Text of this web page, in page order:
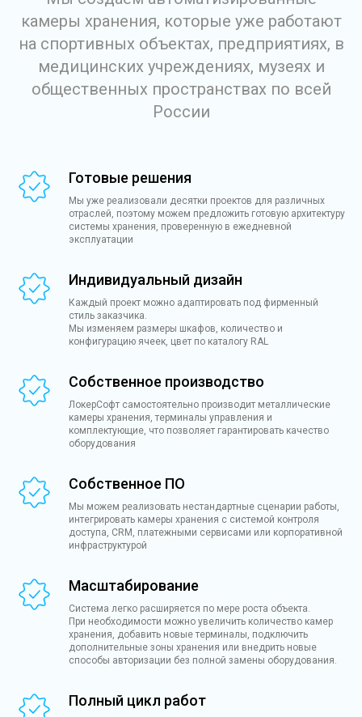
камеры хранения, которые уже работают
на спортивных объектах, предприятиях, в
медицинских учреждениях, музеях и
общественных пространствах по всей
России
Готовые решения
Мы уже реализовали десятки проектов для различных
отраслей, поэтому можем предложить готовую архитектуру
системы хранения, проверенную в ежедневной
эксплуатации
Индивидуальный дизайн
Каждый проект можно адаптировать под фирменный
стиль заказчика.
Мы изменяем размеры шкафов, количество и
конфигурацию ячеек, цвет по каталогу RAL
Собственное производство
ЛокерСофт самостоятельно производит металлические
камеры хранения, терминалы управления и
комплектующие, что позволяет гарантировать качество
оборудования
Собственное ПО
Мы можем реализовать нестандартные сценарии работы,
интегрировать камеры хранения с системой контроля
доступа, CRM, платежными сервисами или корпоративной
инфраструктурой
Масштабирование
Система легко расширяется по мере роста объекта.
При необходимости можно увеличить количество камер
хранения, добавить новые терминалы, подключить
дополнительные зоны хранения или внедрить новые
способы авторизации без полной замены оборудования.
Полный цикл работ